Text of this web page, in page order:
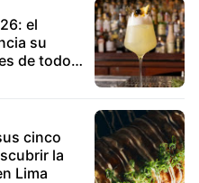
el
su
de todo
cinco
la
Lima